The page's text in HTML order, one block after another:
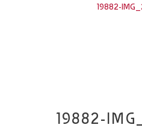
19882-
19882-